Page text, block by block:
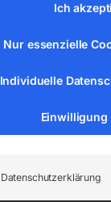
Ich
Nur essenzielle
Individuelle
Einwilligung
Datenschutzerklärung